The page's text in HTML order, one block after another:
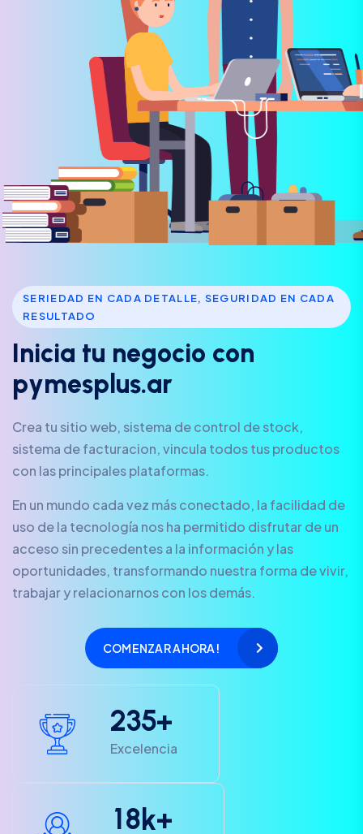
SERIEDAD EN CADA DETALLE, SEGURIDAD EN CADA
RESULTADO
Inicia tu negocio con
pymesp us.ar
Crea tu sitio web, sistema de control de stock,
sistema de facturacion, vincula todos tus productos
con las principales plataformas.
En un mundo cada vez más conectado, la facilidad de
uso de la tecnología nos ha permitido disfrutar de un
acceso sin precedentes a la información y las
oportunidades, transformando nuestra forma de vivir,
trabajar y relacionarnos con los demás.
COMENZAR AHORA!
235+
Excelencia
18k+